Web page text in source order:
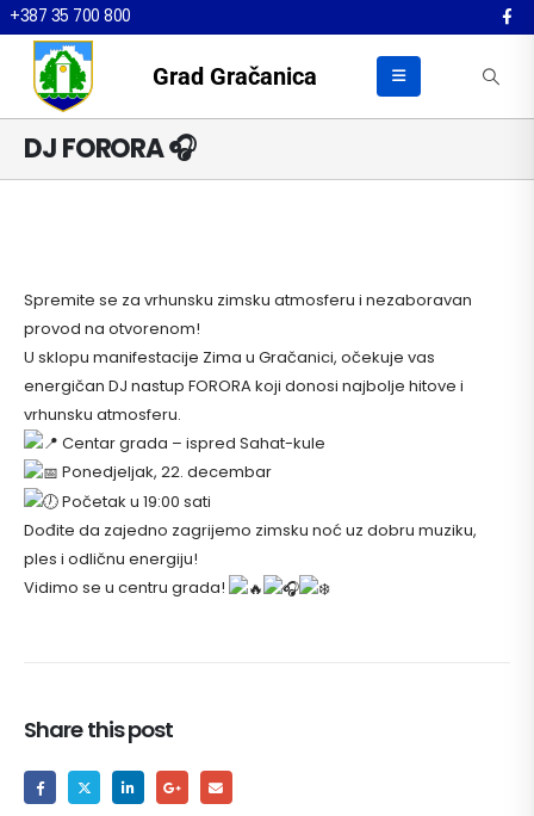
+387 35 700 800
Grad Gračanica
DJ FORORA 🎧
Spremite se za vrhunsku zimsku atmosferu i nezaboravan
provod na otvorenom!
U sklopu manifestacije Zima u Gračanici, očekuje vas
energičan DJ nastup FORORA koji donosi najbolje hitove i
vrhunsku atmosferu.
Centar grada – ispred Sahat-kule
Ponedjeljak, 22. decembar
Početak u 19:00 sati
Dođite da zajedno zagrijemo zimsku noć uz dobru muziku,
ples i odličnu energiju!
Vidimo se u centru grada!
Share this post